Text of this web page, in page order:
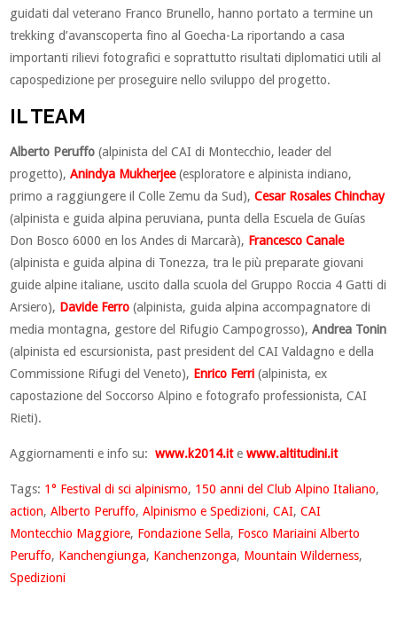
guidati dal veterano Franco Brunello, hanno portato a termine un
trekking d’avanscoperta fino al Goecha-La riportando a casa
importanti rilievi fotografici e soprattutto risultati diplomatici utili al
capospedizione per proseguire nello sviluppo del progetto.
IL TEAM
Alberto Peruffo (alpinista del CAI di Montecchio, leader del
progetto),Anindya Mukherjee(esploratore e alpinista indiano,
primo a raggiungere il Colle Zemu da Sud),Cesar Rosales Chinchay
(alpinista e guida alpina peruviana, punta della Escuela de Guías
Don Bosco 6000 en los Andes di Marcarà), Francesco Canale
(alpinista e guida alpina di Tonezza, tra le più preparate giovani
guide alpine italiane, uscito dalla scuola del Gruppo Roccia 4 Gatti di
Arsiero), Davide Ferro (alpinista, guida alpina accompagnatore di
media montagna, gestore del Rifugio Campogrosso),Andrea Tonin
(alpinista ed escursionista, past president del CAI Valdagno e della
Commissione Rifugi del Veneto), Enrico Ferri (alpinista, ex
capostazione del Soccorso Alpino e fotografo professionista, CAI
Rieti).
Aggiornamenti e info su:www.k2014.itewww.altitudini.it
Tags: 1° Festival di sci alpinismo, 150 anni del Club Alpino Italiano,
action,Alberto Peruffo,Alpinismo e Spedizioni,CAI,CAI
Montecchio Maggiore, Fondazione Sella, Fosco Mariaini Alberto
Peruffo, Kanchengiunga, Kanchenzonga, Mountain Wilderness,
Spedizioni